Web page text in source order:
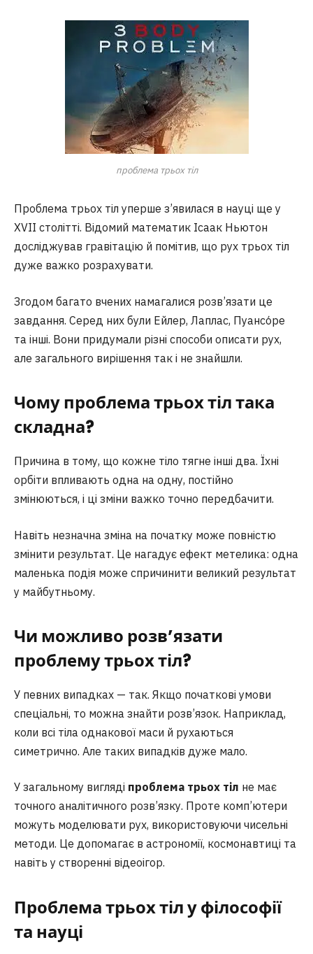
проблема трьох тіл
Проблема трьох тіл уперше з’явилася в науці ще у
XVII столітті. Відомий математик Ісаак Ньютон
досліджував гравітацію й помітив, що рух трьох тіл
дуже важко розрахувати.
Згодом багато вчених намагалися розв’язати це
завдання. Серед них були Ейлер, Лаплас, Пуансо́ре
та інші. Вони придумали різні способи описати рух,
але загального вирішення так і не знайшли.
Чому проблема трьох тіл така
складна?
Причина в тому, що кожне тіло тягне інші два. Їхні
орбіти впливають одна на одну, постійно
змінюються, і ці зміни важко точно передбачити.
Навіть незначна зміна на початку може повністю
змінити результат. Це нагадує ефект метелика: одна
маленька подія може спричинити великий результат
у майбутньому.
Чи можливо розв’язати
проблему трьох тіл?
У певних випадках — так. Якщо початкові умови
спеціальні, то можна знайти розв’язок. Наприклад,
коли всі тіла однакової маси й рухаються
симетрично. Але таких випадків дуже мало.
У загальному вигляді проблема трьох тіл не має
точного аналітичного розв’язку. Проте комп’ютери
можуть моделювати рух, використовуючи чисельні
методи. Це допомагає в астрономії, космонавтиці та
навіть у створенні відеоігор.
Проблема трьох тіл у філософії
та науці